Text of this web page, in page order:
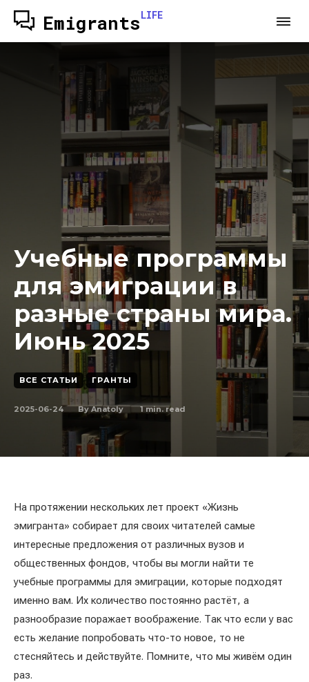
EmigrantsLIFE
Учебные программы
для эмиграции в
разные страны мира.
Июнь 2025
ВСЕ СТАТЬИ ГРАНТЫ
2025-06-24 By Anatoly 1min. read
На протяжении нескольких лет проект «Жизнь
эмигранта» собирает для своих читателей самые
интересные предложения от различных вузов и
общественных фондов, чтобы вы могли найти те
учебные программы для эмиграции, которые подходят
именно вам. Их количество постоянно растёт, а
разнообразие поражает воображение. Так что если у вас
есть желание попробовать что-то новое, то не
стесняйтесь и действуйте. Помните, что мы живём один
раз.